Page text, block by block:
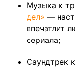
Музыка к
дел» —
впечатлит
сериала;
Саундтрек